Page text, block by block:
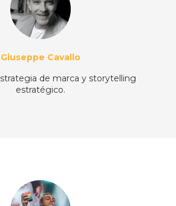
Giuseppe Cavallo
de marca y storytelling
estratégico.